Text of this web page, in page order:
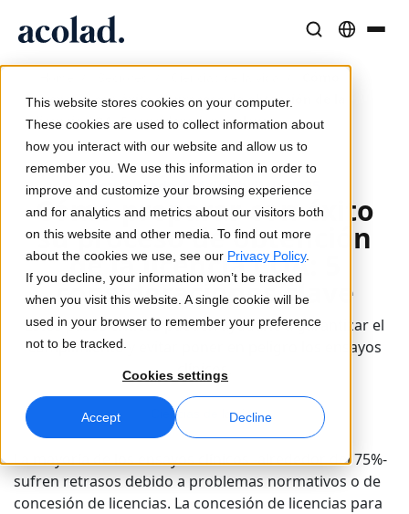
This website stores cookies on your computer.
These cookies are used to collect information about
how you interact with our website and allow us to
remember you. We use this information in order to
improve and customize your browsing experience
and for analytics and metrics about our visitors both
on this website and other media. To find out more
about the cookies we use, see our Privacy Policy.
If you decline, your information won’t be tracked
when you visit this website. A single cookie will be
used in your browser to remember your preference
not to be tracked.
Cookies settings
Accept Decline
Traducción
Velocidad de IA, precisión humana
Interpretación
Comunicación fluida, en cualquier lugar
Medios y Entretenimiento
Lleva historias a cada pantalla
Consultoría y Externalización
Alcance y convierta a nivel global
Lia Translate
Traducciones instantáneas alineadas con tu marca
Conectividad
Integración de flujos de trabajo simplificada
Interpretación por IA
Traducción de voz en tiempo real
Garantía de calidad
Doblaje eficiente a gran escala
Casos de éxito
Resultados reales de nuestros clientes
Artículos
Opiniones expertas sobre contenido global
Ebooks
Guías y estrategias detalladas
Webinars a demanda
Sobre Acolad
Sostenibilidad
Partners
Noticias
Ubicaciones
preparar con éxito su proceso de obtención de la
licencia COA: 5 consideraciones clave
Actualizado el 4 de abril de 2025
Cómo preparar con éxito
su proceso de obtención
de la licencia COA: 5
consideraciones clave
Estos pasos críticos pueden ayudarle a garantizar el
cumplimiento y evitar poner en peligro los ensayos
clínicos.
Ciencias de la vida
La mayoría de los ensayos clínicos -alrededor del 75%-
sufren retrasos debido a problemas normativos o de
concesión de licencias. La concesión de licencias para